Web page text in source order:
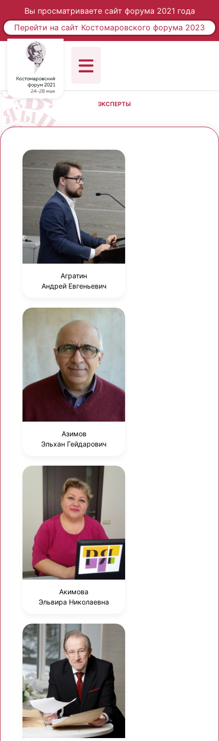
Вы просматриваете сайт форума 2021 года
Перейти на сайт Костомаровского форума 2023
ЭКСПЕРТЫ
Агратин
Андрей Евгеньевич
Азимов
Эльхан Гейдарович
Акимова
Эльвира Николаевна